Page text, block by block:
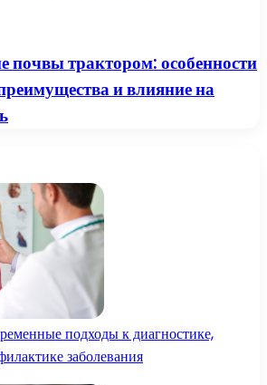
почвы трактором: особенности
и влияние на
подходы к диагностике,
заболевания